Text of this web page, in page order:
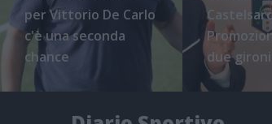
per Vittorio De Carlo
c'è una seconda
chance
due